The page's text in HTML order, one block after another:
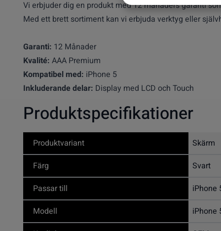
Vi erbjuder dig en produkt med 12 månaders garanti
Med ett brett sortiment kan vi erbjuda verktyg eller
Garanti: 12 Månader
Kvalité: AAA Premium
Kompatibel med: iPhone 5
Inkluderande delar: Display med LCD och Touch
Produktspecifikationer
Produktvariant
Skärm
Färg
Svart
Passar till
iPhone
Modell
iPhone